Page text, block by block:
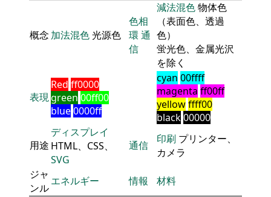
概念 加法混色光源色
色相
環 通
信
減法混色物体色
（表面色、透過
色）
蛍光色、金属光沢
を除く
表現
Red ff0000
green 00ff00
blue0000ff
cyan 00ffff
magenta ff00ff
yellowffff00
black00000
用途
ディスプレイ
HTML、CSS、
SVG
通信 印刷 プリンター、
カメラ
ジャ
ンル
エネルギー 情報
材料